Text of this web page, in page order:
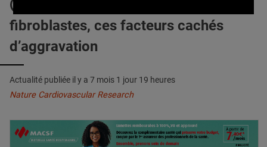
PUBLICITÉ
CRÉDITS
fibroblastes, ces facteurs cachés
d’aggravation
Actualité publiée il y a 7 mois 1 jour 19 heures
Nature Cardiovascular Research